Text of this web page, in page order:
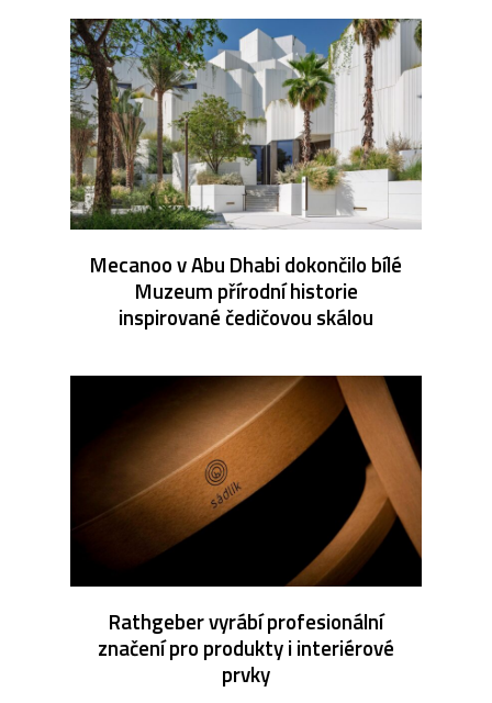
Mecanoo v Abu Dhabi dokončilo bílé
Muzeum přírodní historie
inspirované čedičovou skálou
Rathgeber vyrábí profesionální
značení pro produkty i interiérové
prvky